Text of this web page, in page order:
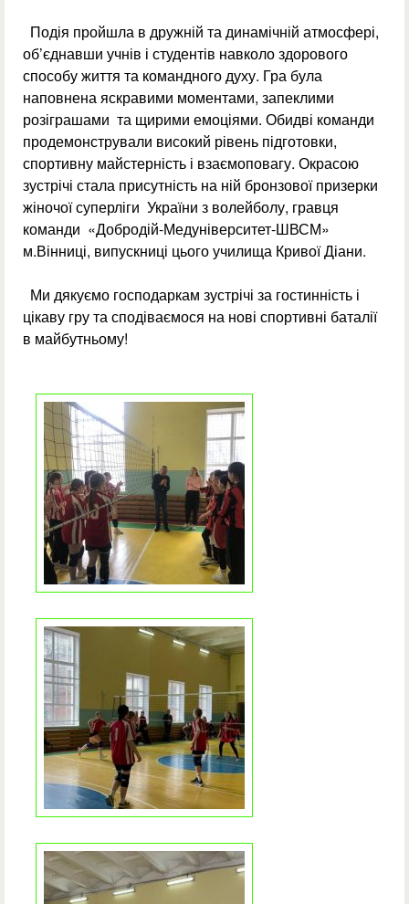
Подія пройшла в дружній та динамічній атмосфері,
об’єднавши учнів і студентів навколо здорового
способу життя та командного духу. Гра була
наповнена яскравими моментами, запеклими
розіграшами та щирими емоціями. Обидві команди
продемонстрували високий рівень підготовки,
спортивну майстерність і взаємоповагу. Окрасою
зустрічі стала присутність на ній бронзової призерки
жіночої суперліги України з волейболу, гравця
команди «Добродій-Медуніверситет-ШВСМ»
м.Вінниці, випускниці цього училища Кривої Діани.
Ми дякуємо господаркам зустрічі за гостинність і
цікаву гру та сподіваємося на нові спортивні баталії
в майбутньому!